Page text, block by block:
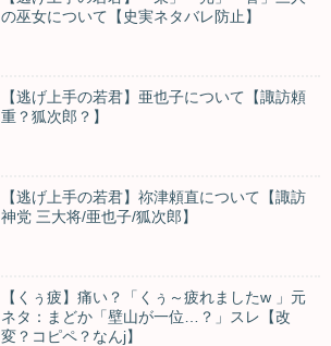
の巫女について【史実ネタバレ防止】
【逃げ上手の若君】亜也子について【諏訪頼
重？狐次郎？】
【逃げ上手の若君】祢津頼直について【諏訪
神党 三大将/亜也子/狐次郎】
【くぅ疲】痛い？「くぅ～疲れましたw 」元
ネタ：まどか「壁山が一位…？」スレ【改
変？コピペ？なんj】